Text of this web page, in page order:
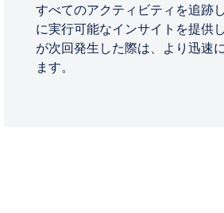
すべてのアクティビティを追跡
に実行可能なインサイトを提供
が次回発生した際は、より迅速
ます。